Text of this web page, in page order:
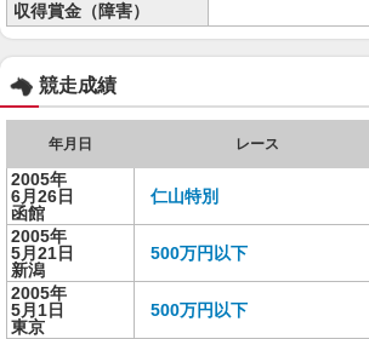
収得賞金（障害）
競走成績
年月日 レース
2005年
6月26日
函館
仁山特別
2005年
5月21日
新潟
500万円以下
2005年
5月1日
東京
500万円以下